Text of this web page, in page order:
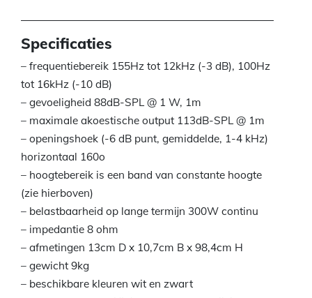
Specificaties
– frequentiebereik 155Hz tot 12kHz (-3 dB), 100Hz
tot 16kHz (-10 dB)
– gevoeligheid 88dB-SPL @ 1 W, 1m
– maximale akoestische output 113dB-SPL @ 1m
– openingshoek (-6 dB punt, gemiddelde, 1-4 kHz)
horizontaal 160o
– hoogtebereik is een band van constante hoogte
(zie hierboven)
– belastbaarheid op lange termijn 300W continu
– impedantie 8 ohm
– afmetingen 13cm D x 10,7cm B x 98,4cm H
– gewicht 9kg
– beschikbare kleuren wit en zwart